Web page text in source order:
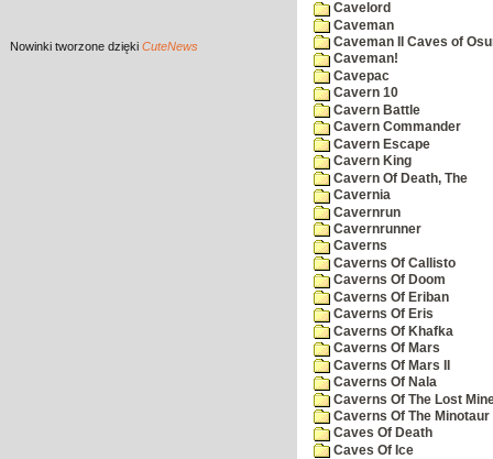
Nowinki tworzone dzięki CuteNews
Cavelord
Caveman
Caveman II Caves of
Caveman!
Cavepac
Cavern 10
Cavern Battle
Cavern Commander
Cavern Escape
Cavern King
Cavern Of Death, The
Cavernia
Cavernrun
Cavernrunner
Caverns
Caverns Of Callisto
Caverns Of Doom
Caverns Of Eriban
Caverns Of Eris
Caverns Of Khafka
Caverns Of Mars
Caverns Of Mars II
Caverns Of Nala
Caverns Of The Lost
Caverns Of The Minotaur
Caves Of Death
Caves Of Ice